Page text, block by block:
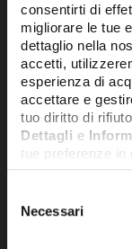
consentirti di
migliorare le tue
dettaglio nella
accetti,
esperienza di
accettare e
tuo diritto di
Dettagli e
tue preferenze in
delNecessari
CC.9,27
374,15€
DISPONIBILE